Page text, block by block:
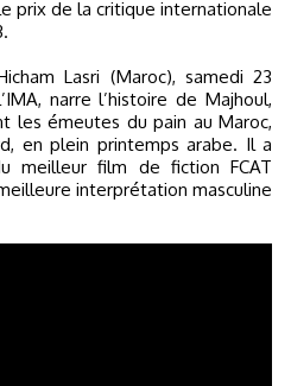
prix de la critique internationale
Lasri (Maroc), samedi 23
narre l’histoire de Majhoul,
les émeutes du pain au Maroc,
en plein printemps arabe. Il a
meilleur film de fiction FCAT
interprétation masculine